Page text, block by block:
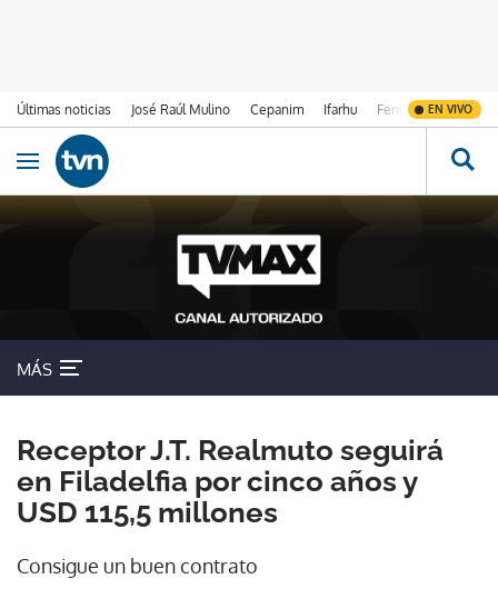
Últimas noticias José Raúl Mulino Cepanim Ifarhu Fenómeno de El
EN VIVO
Ir al contenido
Obrir navegació
MÁS
Receptor J.T. Realmuto seguirá
en Filadelfia por cinco años y
USD 115,5 millones
Consigue un buen contrato